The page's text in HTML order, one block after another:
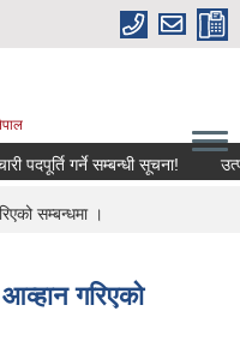
गर्ने सम्बन्धी सूचना!
सम्बन्धमा ।
गरिएको